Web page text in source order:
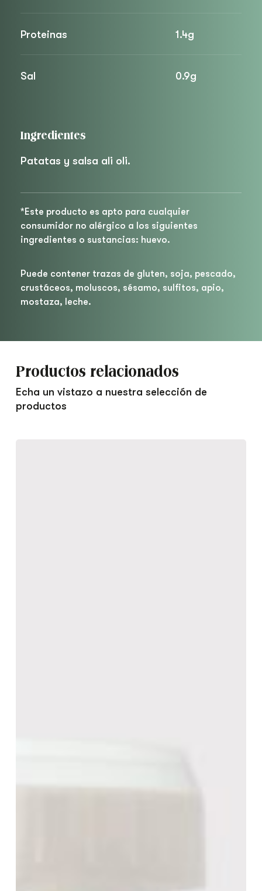
Proteinas 1.4g
Sal 0.9g
Ingredientes
Patatas y salsa ali oli.
*Este producto es apto para cualquier
consumidor no alérgico a los siguientes
ingredientes o sustancias: huevo.
Puede contener trazas de gluten, soja, pescado,
crustáceos, moluscos, sésamo, sulfitos, apio,
mostaza, leche.
Productos relacionados
Echa un vistazo a nuestra selección de
productos